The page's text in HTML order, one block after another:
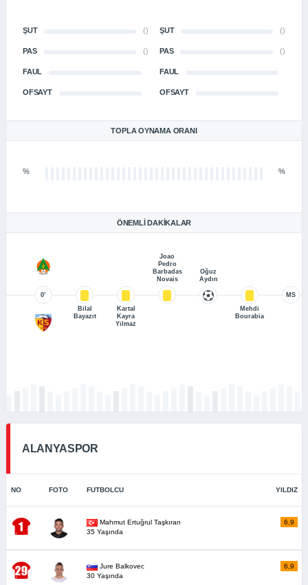
ŞUT ()
PAS ()
FAUL
OFSAYT
ŞUT ()
PAS ()
FAUL
OFSAYT
TOPLA OYNAMA ORANI
% %
ÖNEMLI DAKIKALAR
0’
Bilal
Bayazıt
Kartal
Kayra
Yılmaz
Joao
Pedro
Barbadas
Novais
Oğuz
Aydın
Mehdi
Bourabia
MS
ALANYASPOR
NO FOTO FUTBOLCU YILDIZ
Mahmut Ertuğrul Taşkıran
35 Yaşında
6,9
Jure Balkovec
30 Yaşında
6,9